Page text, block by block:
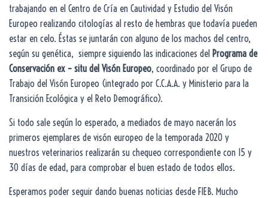
trabajando en el Centro de Cría en Cautividad y Estudio del Visón
Europeo realizando citologías al resto de hembras que todavía pueden
estar en celo. Éstas se juntarán con alguno de los machos del centro,
según su genética, siempre siguiendo las indicaciones del Programa de
Conservación ex – situ del Visón Europeo, coordinado por el Grupo de
Trabajo del Visón Europeo (integrado por C.C.A.A. y Ministerio para la
Transición Ecológica y el Reto Demográfico).
Si todo sale según lo esperado, a mediados de mayo nacerán los
primeros ejemplares de visón europeo de la temporada 2020 y
nuestros veterinarios realizarán su chequeo correspondiente con 15 y
30 días de edad, para comprobar el buen estado de todos ellos.
Esperamos poder seguir dando buenas noticias desde FIEB. Mucho